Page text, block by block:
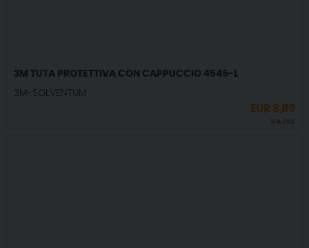
3M TUTA PROTETTIVA CON CAPPUCCIO 4545-L
3M-SOLVENTUM
EUR 8,89
IVA incl.